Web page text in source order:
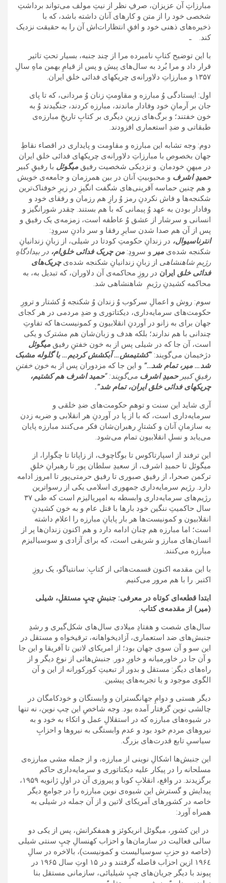
مبارزاتِ آن عزیزان، صرفِ نظر از نیتِ مولف می‌تواند برداشتِ
شخصی خود را از متن و کارهای آنان داشته باشد، که با
ذخیره‌‌های ذهنی خود و افقِ انتظارات‌اش آن را به حقیقت نزدیک
کند. ـ
با این توضیح کتابِ نامبرده مرا از چند جنبه، بسیار تحتِ تاثیر
قرار داد و مرا بُرد به سال‌های پیش و پس از قیامِ بهمن ماهِ سالِ
۱٣۵۷ و مبارزاتِ دلاورانه‌ی چریکهای فدائی خلق ایران.
اول: ایستادگی وُ مبارزه و مقاومتِ زنان وُ مردانی، که تا پای
جان بر آرمانِ خود وفادار ماندند، مبارزه کردند، جنگیدند وُ به
خون خفتند؛ و برگ‌های زرینِ دیگری بر کتابِ تاریخِ مبارزه‌ی
طبقاتی و ضدِ استعماری افزودند.
دوم: وجه تشابه این مبارزه و مقاومت و پایداری در اقصاء نقاطِ
جهان بخصوص با مبارزاتِ دلاورانه‌ی چریکهای فدائی خلق ایران
در میهنِ خودمان. و نزدیکی شخصیت رفیق میگوئل با رفیقِ کبیر
حمیدِ اشرف و محبوبیتِ آنان در بین همرزمان و جامعه‌ی خویش
و هم چنین حماسه آفرینی‌های شگفت انگیزِ در زیرِ خوفناک‌ترین
شکنجه‌ها و فاش نکردنِ رمز وُ رازِ هم رزمان و رفقای خود و
وفادار بودن به عهد وُ پیمانی که با هم بستند. چقدر شورانگیز و
انسانی و سرشار از عشق وُ عاطفه است، زمزمه‌ی یک رفیق و
پس از آن هم صدا شدن سایرِ رفقا و سر دادنِ سرودِ:
انترناسیوال، در زندانِ حکومتِ کودتا در شیلی، از زبانِ زندانیانِ
شکنجه شده‌ی میر و سرودِ: من چریک فدائی خلق‌ام، در بیدادگاهِ
رژیمِ شاهنشاهی از زبانِ زندانیانِ شکنجه شده‌یچریک‌های
فدائی خلق ایران در روزِ محاکمه‌ی آن دلاوران، که تبدیل به، به
محاکمه کشیدنِ رژیمِ شاهنشاهی شد.
سوم: روش و اعمالِ سرکوب وُ زندان وُ شکنجه وُ کشتار و ترورِ
حکومت‌های سرمایه‌داری، دیکتاتوری و ضدِ مردمی در هر کجای
جهان برای به زانو در آوردنِ انقلابیون و کمونیست‌ها که تفاوتِ
چندانی با هم ندارند؛ بلکه هدف و زبان‌شان هم مشترک و یکی
است، آن جا که در شیلی پس از به خون خفتنِ رفیق میگوئل
دژخیمان می‌گویند:“کشتیمش… آبکشش کردیم… با گلوله مشبک
شد… میر، تمام شد…” و این جا که مزدوران پس از بهخون خفتنِ
رفیقِ کبیرحمیدِ اشرف می‌گویند: “حمید اشرف هم کشتیم،
چریکهای فدائی خلق ایران، تمام شد”.
آری شاید این سنت و توهمِ حکومت‌های ضدِ خلقی و
سرمایه‌داری است، که با از پا در آوردنِ هر انقلابی و ضربه زدن
به سازمانِ آنان و کشتارِ رهبران‌شان فکر می‌کنند مبارزه پایان
می‌یابد و نسلِ انقلابیون تمام می‌شود.
این ترفند از اسپارتاکوس تا بوگاچوف، از زاپاتا تا چگوارا، از
میگوئل تا حمیدِ اشرف، از سعیدِ سلطان پور تا رهبرانِ خلقِ
ترکمن صحرا، از رفیق صبوری تا رفیق حرمتی‌پور تا امروز ادامه
دارد. رژیم سرمایه‌داری جمهوری اسلامی یکی از رسواترین
رژیم‌های سرمایه‌داری وابسطه به امپریالیزم است که طی ٣۷
سال حاکمیتِ ننگین خود بارها با قتل عام و به خون کشیدنِ
انقلابیون و کمونیست‌ها هر بار پایانِ مبارزه را اعلام داشته
است؛ اما مبارزه هم چنان ادامه دارد و هم اکنون زندان‌ها پر از
انسان‌های مبارز و شریفی است، که برای آزادی و سوسیالیزم
مبارزه می‌کنند.
با این مقدمه اکنون قسمت‌هائی از کتابِ: سانتیاگو، یک روزِ
اکتبر. را با هم مرور می‌کنیم.
ابتدا قطعه‌ای کوتاه در معرفی: جنبشِ چپِ مستقلِ، شیلی
(میر) از مقدمه‌ی کتاب.
سال‌های شصت و هفتادِ میلادی سال‌های شکل‌گیری و رشدِ
جنبش‌های ضد استعماری، آزادیخواهانه، ترقیخواه و مستقل در
این سو و آن سوی جهان بود؛ از امریکای لاتین تا آفریقا و این جا
و آن جا در خاورمیانه و خاورِ دور. جنبش‌هائی از نوعِ دیگر و از
راه‌های دیگر: مستقل و بدور از تبعیتِ کورکورانه از این و آن
الگوی موجود و یا تجربه‌های پیشین.
دیگر هستی و دوامِ جهانگستران و وابستگان و خودکامگان در
چالشی نوین گرفتار آمده بود. وجه شاخصِ این چپ نوین، نه تنها
در شیوه‌های مبارزه که در استقلالِ عمل و اتکاء به خود و به
نیروهای مردم خود بود و عدم وابستگی به نیروها و احزابِ
سیاسیِ تابع قدرت‌های بزرگ.
این جنبش‌ها اشکالِ نوینی از مبارزه، و از جمله مشی مبارزه‌ی
مسلحانه را در پیکار علیه دیکتاتوری و سرمایه‌داری حاکم
برگزیدند. در واقع، انقلابِ کوبا و پیروزی آن در اولِ ژانویه ۱۹۵۹،
پیدایش و گسترش این شیوه‌ی نوین مبارزه را در جوامعِ دیگر
خاصه در کشورهای آمریکای لاتین و از آن جمله در شیلی به
همراه آورد:
در این کشور، میگوئل انریکوئز و همفکرانش، پس از یکی دو
سالی فعالیت در سازمان‌ها و احزاب کهنسالِ چپِ سنتی شیلی
(خاصه دو حزبِ سوسیالیست و کمونیست)، بالاخره در سالِ
۱۹۶٤ ازین احزاب فاصله گرفتند و در ۱۵ اوتِ سال ۱۹۶۵ در
پیوند با دیگر جریان‌های چپِ شیلیائی، سازمانی مستقل بنا